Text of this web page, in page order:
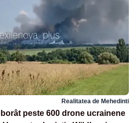
Realitatea de Mehedinti
peste 600 drone ucrainene